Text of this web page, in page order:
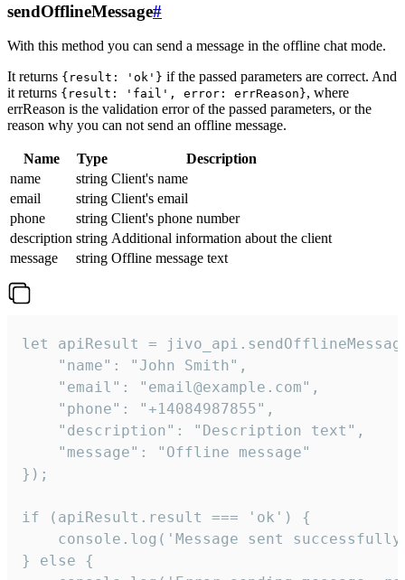
sendOfflineMessage#
With this method you can send a message in the offline chat mode.
It returns {result: 'ok'} if the passed parameters are correct. And
it returns {result: 'fail', error: errReason}, where
errReason is the validation error of the passed parameters, or the
reason why you can not send an offline message.
Name Type
Description
name
string Client's name
email
string Client's email
phone
string Client's phone number
description string Additional information about the client
message
string Offline message text
let apiResult =
    "name": "John Smith",
    "email": "email@example.com",
    "phone": "+14084987855",
    "description": "Description text",
    "message": "Offline message"
});
if (apiResult.result === 'ok') {
console.log('Message sent
} else {